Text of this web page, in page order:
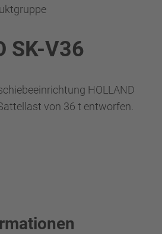
SK-V36
HOLLAND
von 36 t entworfen.